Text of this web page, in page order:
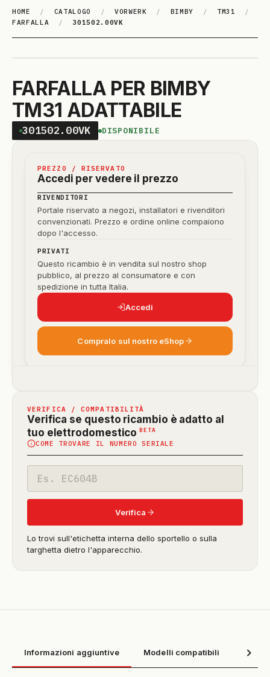
HOME / CATALOGO / VORWERK / BIMBY / TM31
/
FARFALLA
/ 301502.00VK
FARFALLA PER BIMBY
TM31 ADATTABILE
301502.00VK DISPONIBILE
PREZZO / RISERVATO
Accedi per vedere il prezzo
RIVENDITORI
Portale riservato a negozi, installatori e rivenditori
convenzionati. Prezzo e ordine online compaiono
dopo l'accesso.
PRIVATI
Questo ricambio è in vendita sul nostro shop
pubblico, al prezzo al consumatore e con
spedizione in tutta Italia.
Accedi
Compralo sul nostro eShop
VERIFICA / COMPATIBILITÀ
Verifica se questo ricambio è adatto al
tuo elettrodomestico BETA
in
beta)
COME TROVARE IL NUMERO SERIALE
modello
Verifica
Lo trovi sull'etichetta interna dello sportello o sulla
targhetta dietro l'apparecchio.
Informazioni aggiuntive Modelli compatibili